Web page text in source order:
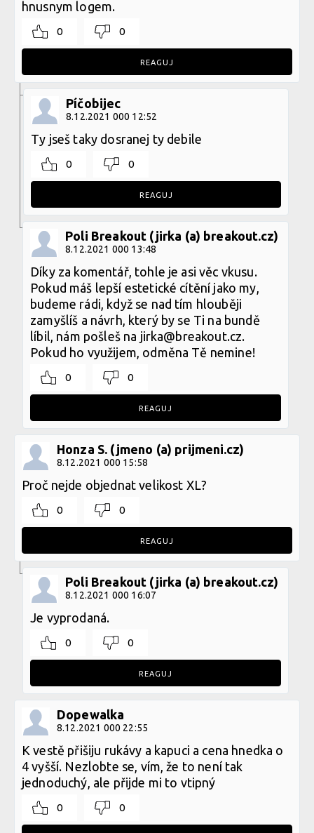
hnusnym logem.
0 0
REAGUJ
Píčobijec
8.12.2021 000 12:52
Ty jseš taky dosranej ty debile
0 0
REAGUJ
Poli Breakout (jirka (a) breakout.cz)
8.12.2021 000 13:48
Díky za komentář, tohle je asi věc vkusu.
Pokud máš lepší estetické cítění jako my,
budeme rádi, když se nad tím hlouběji
zamyšlíš a návrh, který by se Ti na bundě
líbil, nám pošleš na jirka@breakout.cz.
Pokud ho využijem, odměna Tě nemine!
0 0
REAGUJ
Honza S. (jmeno (a) prijmeni.cz)
8.12.2021 000 15:58
Proč nejde objednat velikost XL?
0 0
REAGUJ
Poli Breakout (jirka (a) breakout.cz)
8.12.2021 000 16:07
Je vyprodaná.
0 0
REAGUJ
Dopewalka
8.12.2021 000 22:55
K vestě přišiju rukávy a kapuci a cena hnedka o
4 vyšší. Nezlobte se, vím, že to není tak
jednoduchý, ale přijde mi to vtipný
0 0